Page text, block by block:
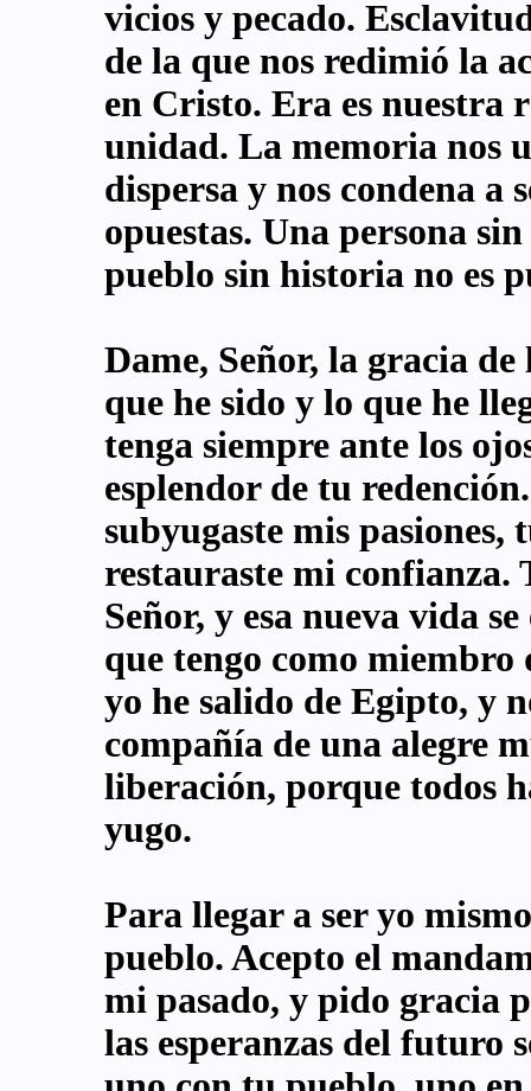
vicios y pecado.
de la que nos redimió la
en Cristo. Era es nuestra
unidad. La memoria nos
dispersa y nos condena a
opuestas. Una persona
pueblo sin historia no es
Dame, Señor, la gracia
que he sido y lo que he
tenga siempre ante los
esplendor de tu
subyugaste mis
restauraste mi confianza.
Señor, y esa nueva vida
que tengo como miembro
yo he salido de Egipto, y
compañía de una alegre
liberación, porque todos
yugo.
Para llegar a ser yo
pueblo. Acepto el
mi pasado, y pido gracia
las esperanzas del futuro